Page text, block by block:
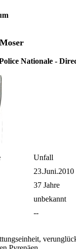
Nationale -
Unfall
23.Juni.2010
37 Jahre
unbekannt
--